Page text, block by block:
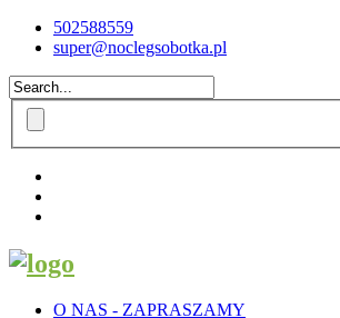
502588559
super@noclegsobotka.pl
O NAS - ZAPRASZAMY